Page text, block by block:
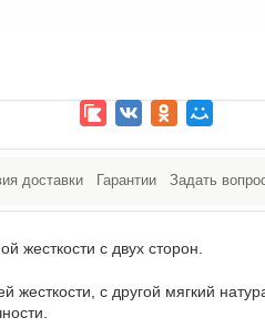
доставки Гарантии Задать
жесткости с двух сторон.
жесткости, с другой мягкий